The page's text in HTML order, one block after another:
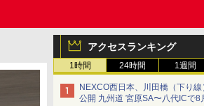
アクセスランキング
1時間 24時間 1週間
NEXCO西日本、川田橋（下り
公開 九州道 宮原SA〜八代ICで8